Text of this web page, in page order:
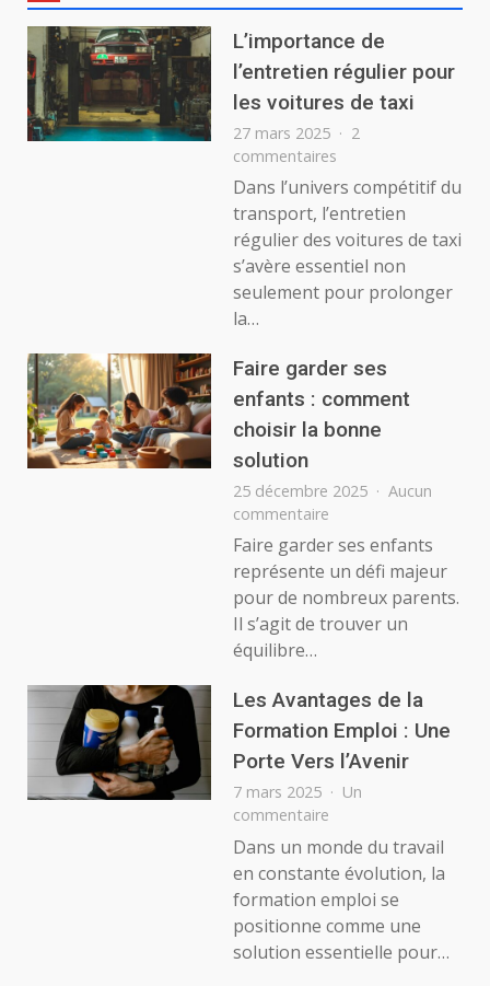
L’importance de
l’entretien régulier pour
les voitures de taxi
27 mars 2025
2
commentaires
L’importance
de
l’entretien
régulier
pour
les
taxi
Dans l’univers compétitif du
transport, l’entretien
régulier des voitures de taxi
s’avère essentiel non
seulement pour prolonger
la…
Faire garder ses
enfants : comment
choisir la bonne
solution
25 décembre 2025
Aucun
commentaire
garder
ses
enfants
:
la
bonne
solution
Faire garder ses enfants
représente un défi majeur
pour de nombreux parents.
Il s’agit de trouver un
équilibre…
Les Avantages de la
Formation Emploi : Une
Porte Vers l’Avenir
7 mars 2025
Un
commentaire
Les
Avantages
de
la
Formation
Emploi
Dans un monde du travail
en constante évolution, la
formation emploi se
positionne comme une
solution essentielle pour…